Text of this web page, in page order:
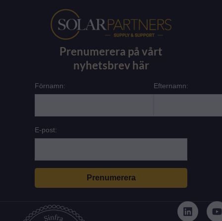
Prenumerera på vårt
nyhetsbrev här
Förnamn: Efternamn:
E-post:
i
n
o
u